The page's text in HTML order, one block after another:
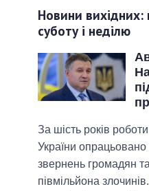
Новини вихідних:
суботу і неділю
За шість років
України
звернень громадян
півмільйона